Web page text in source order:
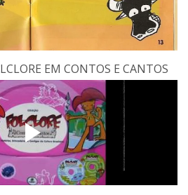
EM CONTOS E CANTOS